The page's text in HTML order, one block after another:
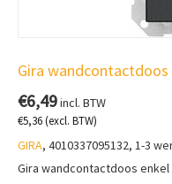
Gira
€6,49incl. BTW
€5,36(excl. BTW)
GIRA, 4010337095132, 1-3
Gira wandcontactdoos enkel